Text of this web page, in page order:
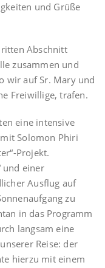
und Grüße
Abschnitt
zusammen und
wir auf Sr. Mary und
Freiwillige, trafen.
eine intensive
Solomon Phiri
Projekt.
und einer
Ausflug auf
zu
in das Programm
langsam eine
Reise: der
hierzu mit einem